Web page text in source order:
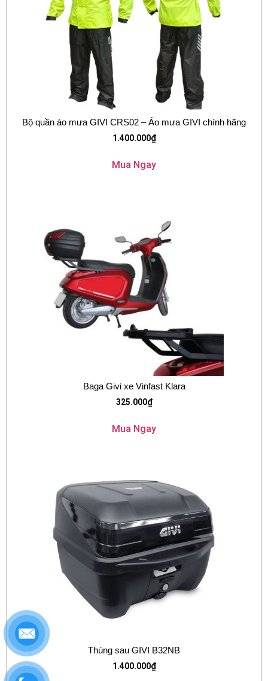
Bộ quần áo mưa GIVI CRS02 – Áo mưa GIVI chính hãng
1.400.000₫
Mua Ngay
Baga Givi xe Vinfast Klara
325.000₫
Mua Ngay
Thùng sau GIVI B32NB
1.400.000₫